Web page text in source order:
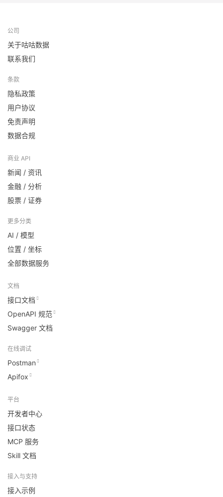
公司
关于咕咕数据
联系我们
条款
隐私政策
用户协议
免责声明
数据合规
商业 API
新闻 / 资讯
金融 / 分析
股票 / 证券
更多分类
AI / 模型
位置 / 坐标
全部数据服务
文档
接口文档
OpenAPI 规范
Swagger 文档
在线调试
Postman
Apifox
平台
开发者中心
接口状态
MCP 服务
Skill 文档
接入与支持
接入示例